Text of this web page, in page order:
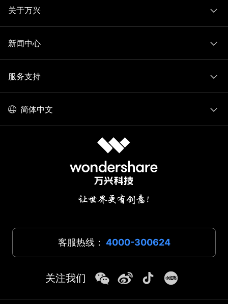
关于万兴
新闻中心
服务支持
简体中文
客服热线： 4000-300624
关注我们